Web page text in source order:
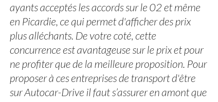
ayants acceptés les accords sur le 02 et même
en Picardie, ce qui permet d'afficher des prix
plus alléchants. De votre coté, cette
concurrence est avantageuse sur le prix et pour
ne profiter que de la meilleure proposition. Pour
proposer à ces entreprises de transport d'être
sur Autocar-Drive il faut s’assurer en amont que